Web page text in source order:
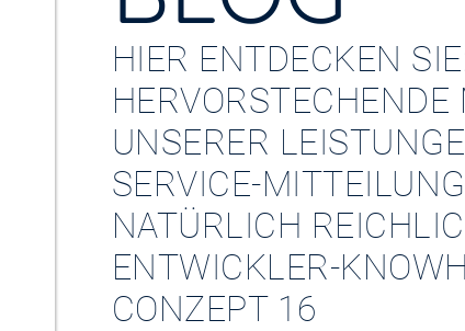
HIER ENTDECKEN
UNSERER
SERVICE-
NATÜRLICH
ENTWICKLER-
CONZEPT 16